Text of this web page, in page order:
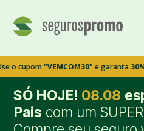
"VEMCOM30"e garanta30% OFF!
SÓ HOJE! 08.08
Pais com um